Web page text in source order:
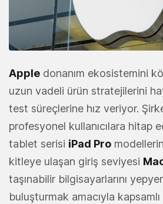
Apple donanım ekosistemini
uzun vadeli ürün stratejilerini
test süreçlerine hız veriyor.
profesyonel kullanıcılara hitap
tablet serisi iPad Pro
kitleye ulaşan giriş seviyesi
taşınabilir bilgisayarlarını
buluşturmak amacıyla